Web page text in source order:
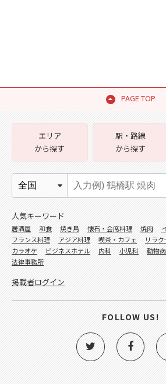
PAGE TOP
エリア
から探す
駅・路線
から探す
人気キーワード
居酒屋 和食 焼き鳥 懐石・会席料理 焼肉
フランス料理
アジア料理 喫茶・カフェ リラ
カラオケ
ビジネスホテル 内科 小児科 動物
法律事務所
掲載者ログイン
FOLLOW US!